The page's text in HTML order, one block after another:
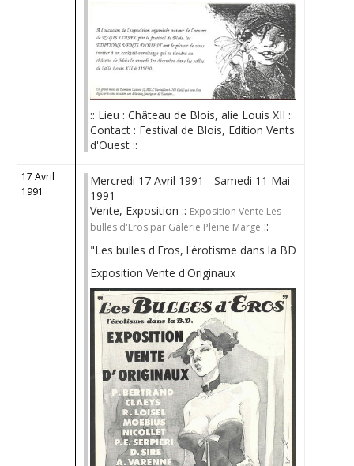
:: Lieu : Château de Blois, alie Louis XII ::
Contact : Festival de Blois, Edition Vents
d'Ouest ::
17 Avril
1991
Mercredi 17 Avril 1991 - Samedi 11 Mai
1991
Vente, Exposition :: Exposition Vente Les
bulles d'Eros par Galerie Pleine Marge ::
"Les bulles d'Eros, l'érotisme dans la BD
Exposition Vente d'Originaux